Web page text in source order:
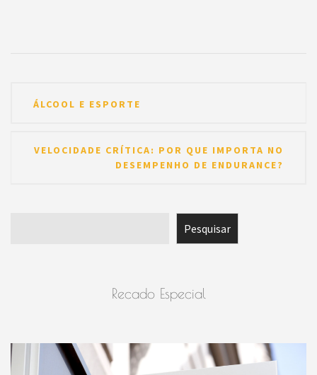
ÁLCOOL E ESPORTE
VELOCIDADE CRÍTICA: POR QUE IMPORTA NO
DESEMPENHO DE ENDURANCE?
Pesquisar
Recado Especial